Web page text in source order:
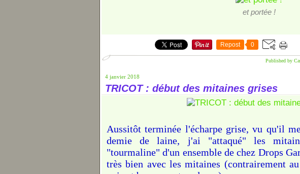
et portée !
Repost 0
Published by
4 janvier 2018
TRICOT : début des mitaines grises
Aussitôt terminée l'écharpe grise, vu qu'il
demie de laine, j'ai "attaqué" les
"tourmaline" d'un ensemble de chez Drops
très bien avec les mitaines (contrairement